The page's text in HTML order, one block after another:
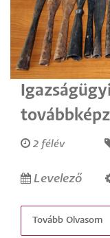
2 félév
Levelező
Tovább Olvasom